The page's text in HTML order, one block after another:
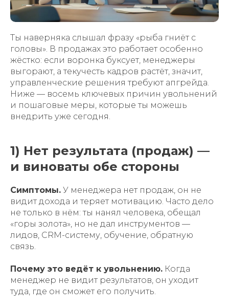
Ты наверняка слышал фразу «рыба гниёт с
головы». В продажах это работает особенно
жёстко: если воронка буксует, менеджеры
выгорают, а текучесть кадров растёт, значит,
управленческие решения требуют апгрейда.
Ниже — восемь ключевых причин увольнений
и пошаговые меры, которые ты можешь
внедрить уже сегодня.
1) Нет результата (продаж) —
и виноваты обе стороны
Симптомы. У менеджера нет продаж, он не
видит дохода и теряет мотивацию. Часто дело
не только в нём: ты нанял человека, обещал
«горы золота», но не дал инструментов —
лидов, CRM-систему, обучение, обратную
связь.
Почему это ведёт к увольнению. Когда
менеджер не видит результатов, он уходит
туда, где он сможет его получить.